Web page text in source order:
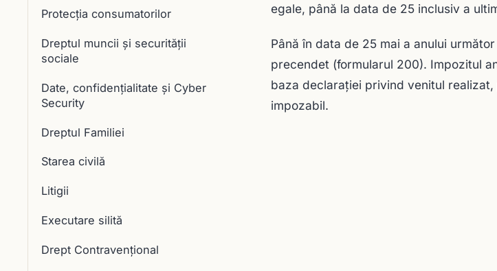
Protecția consumatorilor
Dreptul muncii și securității
sociale
Date, confidențialitate și Cyber
Security
Dreptul Familiei
Starea civilă
Litigii
Executare silită
Drept Contravențional
egale, până la data de 25 inclusiv a
Până în data de 25 mai a anului
precendet (formularul 200). Impozitul
baza declaraţiei privind venitul
impozabil.